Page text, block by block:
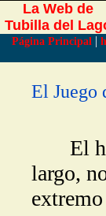
La Web de
Tubilla del
Página Principal |
El Juego
El
largo,